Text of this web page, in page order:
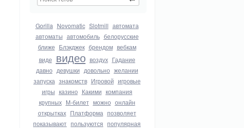
Gorilla Novomatic Slotmill автомата
автоматы автомобиль белорусские
ближе Блэкджек брендом вебкам
виде видео воздух Гадание
давно девушки довольно желании
запуска знакомств Игровой игровые
игры казино Какими компания
крупных М-билет можно онлайн
открытках Платформа позволяет
показывают пользуются популярная